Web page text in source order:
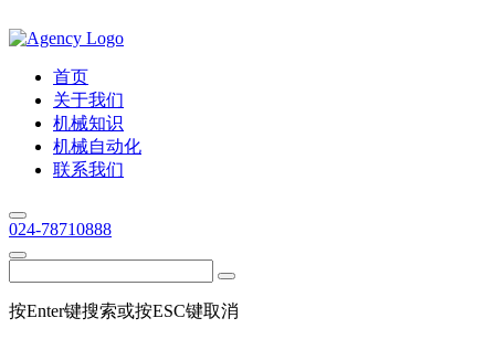
首页
关于我们
机械知识
机械自动化
联系我们
024-78710888
按Enter键搜索或按ESC键取消